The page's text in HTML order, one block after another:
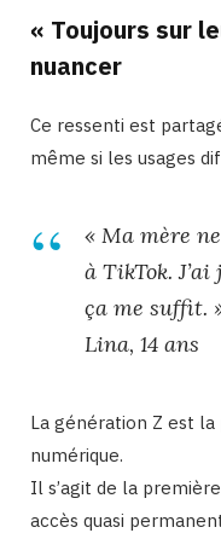
« Toujours sur
nuancer
Ce ressenti est
même si les usages
« Ma mère
à TikTok.
ça me suffit.
Lina, 14 ans
La génération Z est
numérique.
Il s’agit de la
accès quasi